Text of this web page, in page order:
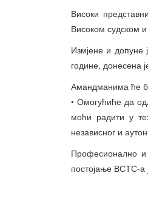
Високи
Високом судском
Измјене и допуне
године, донесена
Амандманима ће
• Омогућиће да
моћи радити у
независног и
Професионално и
постојање ВСТС-а